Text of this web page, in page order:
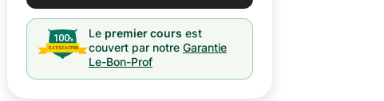
Le premier cours est
couvert par notre Garantie
Le-Bon-Prof